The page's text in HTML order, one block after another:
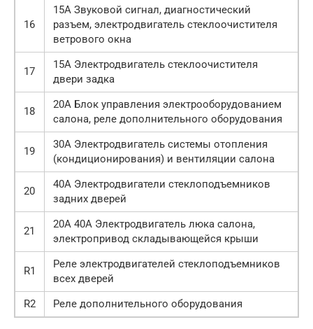
16
15А Звуковой сигнал, диагностический
разъем, электро­двигатель стеклоочистителя
ветрового окна
17
15А Электродвигатель стеклоочистителя
двери задка
18
20А Блок управления электрооборудованием
салона, реле дополнительного оборудования
19
30А Электродвигатель системы отопления
(кондициони­рования) и вентиляции салона
20
40А Электродвигатели стеклоподъемников
задних дверей
21
20А 40А Электродвигатель люка салона,
электропривод складывающейся крыши
R1
Реле электродвигателей стеклоподъемников
всех дверей
R2
Реле дополнительного оборудования